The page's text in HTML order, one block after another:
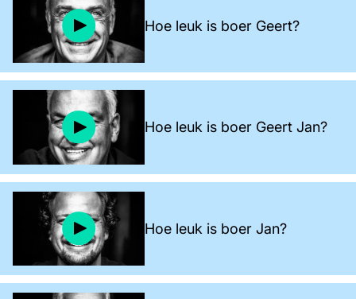
Hoe leuk is boer Geert?
Hoe leuk is boer Geert Jan?
Hoe leuk is boer Jan?